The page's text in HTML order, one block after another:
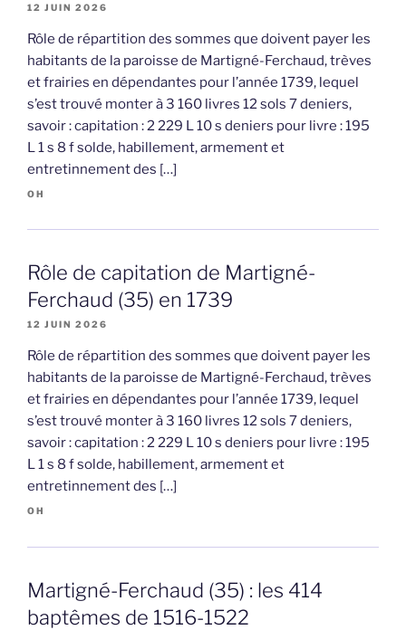
12 JUIN 2026
Rôle de répartition des sommes que doivent payer les
habitants de la paroisse de Martigné-Ferchaud, trèves
et frairies en dépendantes pour l’année 1739, lequel
s’est trouvé monter à 3 160 livres 12 sols 7 deniers,
savoir : capitation : 2 229 L 10 s deniers pour livre : 195
L 1 s 8 f solde, habillement, armement et
entretinnement des […]
OH
Rôle de capitation de Martigné-
Ferchaud (35) en 1739
12 JUIN 2026
Rôle de répartition des sommes que doivent payer les
habitants de la paroisse de Martigné-Ferchaud, trèves
et frairies en dépendantes pour l’année 1739, lequel
s’est trouvé monter à 3 160 livres 12 sols 7 deniers,
savoir : capitation : 2 229 L 10 s deniers pour livre : 195
L 1 s 8 f solde, habillement, armement et
entretinnement des […]
OH
Martigné-Ferchaud (35) : les 414
baptêmes de 1516-1522